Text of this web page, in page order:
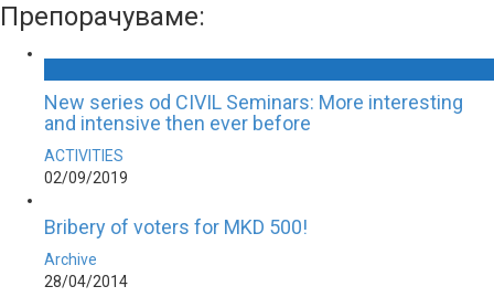
Препорачуваме:
New series od CIVIL Seminars: More interesting
and intensive then ever before
ACTIVITIES
02/09/2019
Bribery of voters for MKD 500!
Archive
28/04/2014